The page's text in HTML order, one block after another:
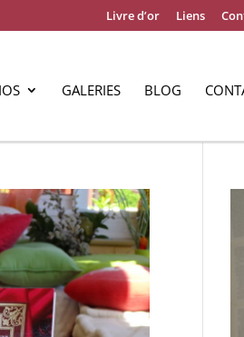
Livre d’or Liens
GALERIES BLOG